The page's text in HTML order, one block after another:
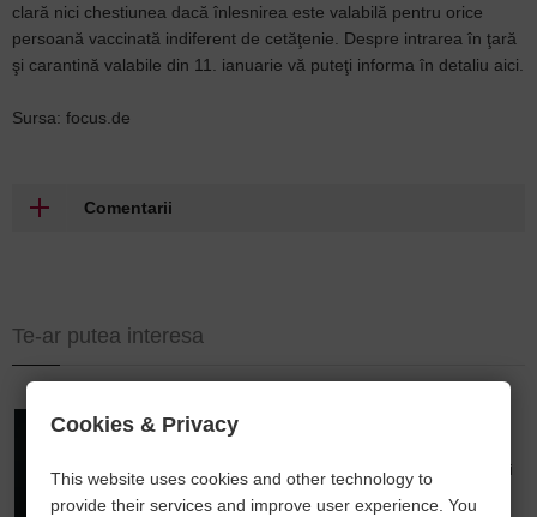
clară nici chestiunea dacă înlesnirea este valabilă pentru orice
persoană vaccinată indiferent de cetăţenie. Despre intrarea în ţară
şi carantină valabile din 11. ianuarie vă puteţi informa în detaliu aici.
Sursa: focus.de
Comentarii
Te-ar putea interesa
Andrea Din – Consultant financiar și asigurăti
Soluții integrate pentru credite imobiliare, asigurări și
optimizarea costurilor pentru persoane fizice și
Cookies & Privacy
This website uses cookies and other technology to
provide their services and improve user experience. You